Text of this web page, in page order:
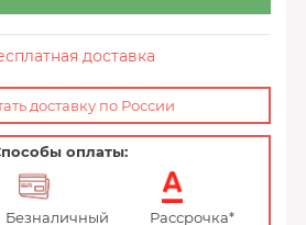
доставка
доставку по России
оплаты:
Безналичный
Рассрочка*